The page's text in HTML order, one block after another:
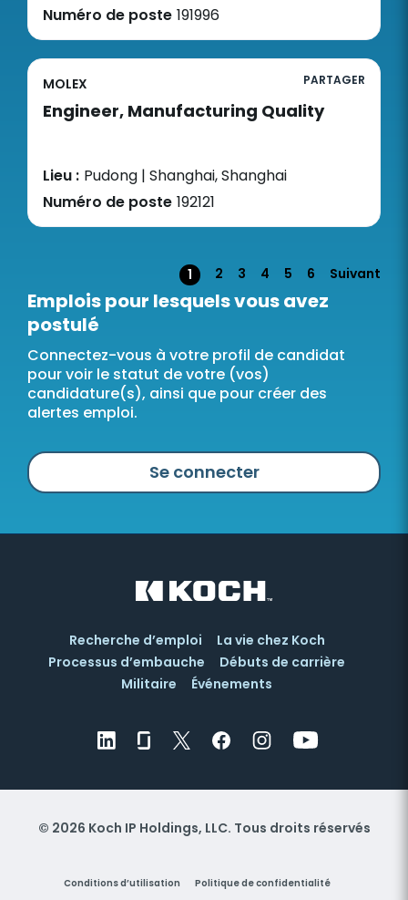
Numéro de poste 191996
MOLEX PARTAGER
Engineer, Manufacturing Quality
Lieu : Pudong | Shanghai, Shanghai
Numéro de poste 192121
Page
1 2 3 4 5 6 Suivant
Emplois pour lesquels vous avez
postulé
Connectez-vous à votre profil de candidat
pour voir le statut de votre (vos)
candidature(s), ainsi que pour créer des
alertes emploi.
Se connecter
Recherche d’emploi
La vie chez Koch
Processus d’embauche
Débuts de carrière
Militaire
Événements
© 2026 Koch IP Holdings, LLC. Tous droits réservés
Conditions d’utilisation Politique de confidentialité